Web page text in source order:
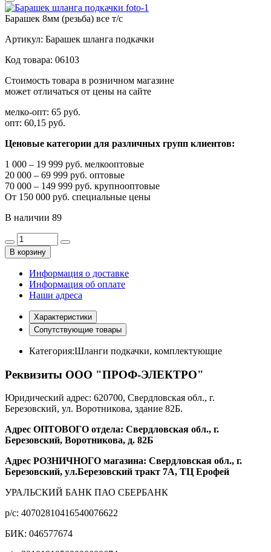
Барашек 8мм (резьба) все т/с
Артикул: Барашек шланга подкачки
Код товара: 06103
Стоимость товара в розничном магазине
может отличаться от цены на сайте
мелко-опт: 65 руб.
опт: 60,15 руб.
Ценовые категории для различных групп клиентов:
1 000 – 19 999 руб. мелкооптовые
20 000 – 69 999 руб. оптовые
70 000 – 149 999 руб. крупнооптовые
От 150 000 руб. специальные цены
В наличии 89
В корзину
Информация о доставке
Информация об оплате
Наши адреса
Характеристики
Сопутствующие товары
Категория:Шланги подкачки, комплектующие
Реквизиты ООО "ПРОФ-ЭЛЕКТРО"
Юридический адрес: 620700, Свердловская обл., г.
Березовский, ул. Воротникова, здание 82Б.
Адрес ОПТОВОГО отдела: Свердловская обл., г.
Березовский, Воротникова, д. 82Б
Адрес РОЗНИЧНОГО магазина: Свердловская обл., г.
Березовский, ул.Березовский тракт 7А, ТЦ Ерофей
УРАЛЬСКИЙ БАНК ПАО СБЕРБАНК
р/c: 40702810416540076622
БИК: 046577674